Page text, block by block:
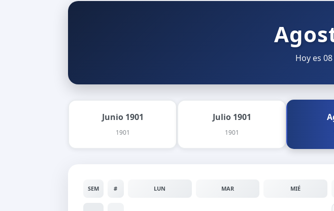
Hoy es
Junio 1901
1901
Julio 1901
1901
SEM # LUN MAR MIÉ